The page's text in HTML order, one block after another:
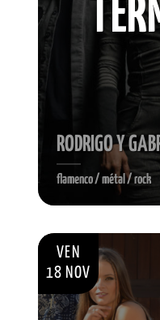
RODRIGO Y
flamenco / métal / rock
VEN
18 NOV